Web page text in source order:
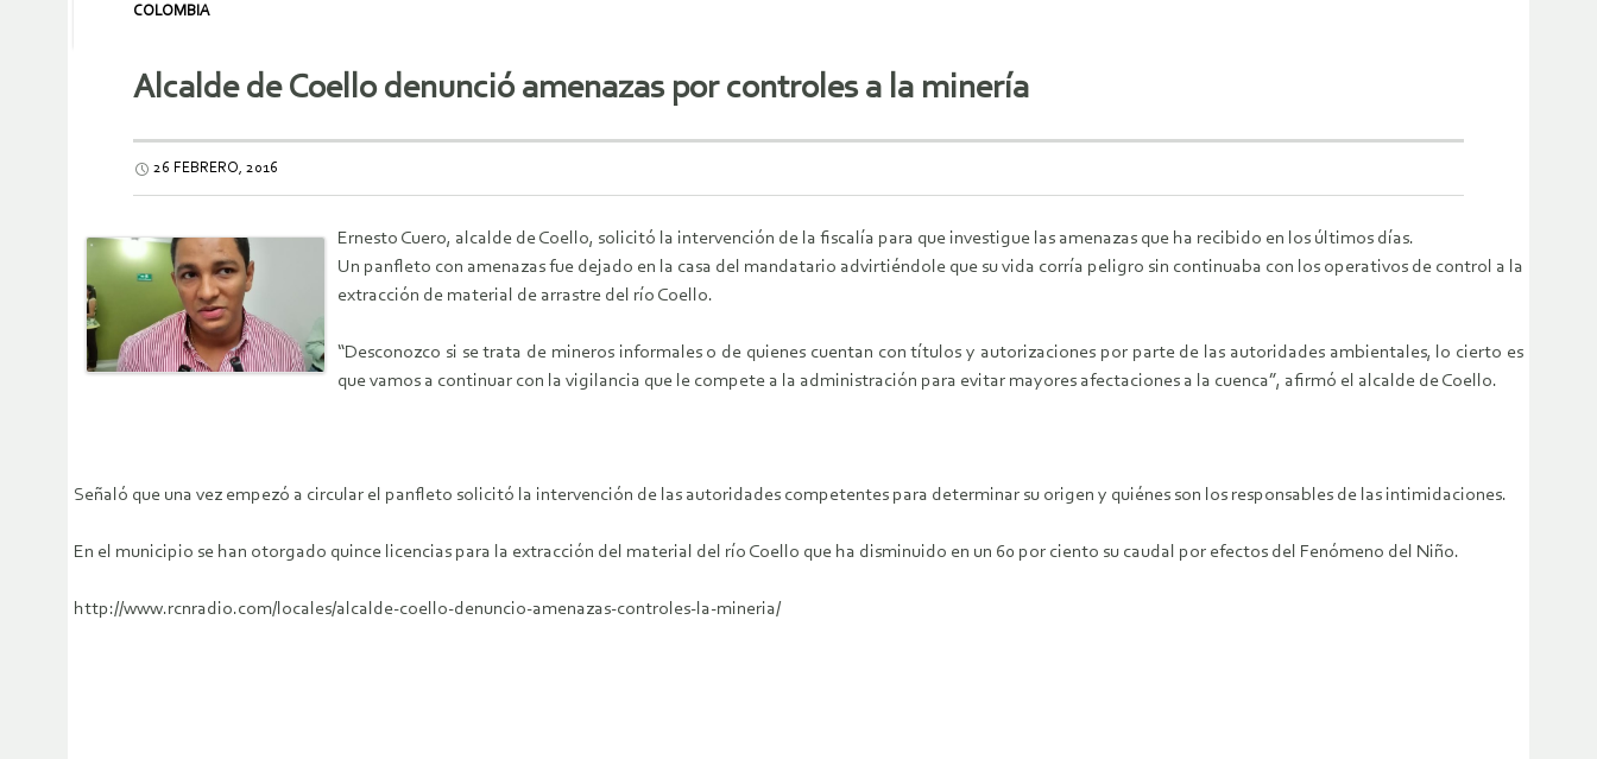
COLOMBIA
Alcalde de Coello denunció amenazas por controles a la minería
26 FEBRERO, 2016
Ernesto Cuero, alcalde de Coello, solicitó la intervención de la fiscalía para que investigue las amenazas que ha recibido en los últimos días.
Un panfleto con amenazas fue dejado en la casa del mandatario advirtiéndole que su vida corría peligro sin continuaba con los operativos de control a la
extracción de material de arrastre del río Coello.
“Desconozco si se trata de mineros informales o de quienes cuentan con títulos y autorizaciones por parte de las autoridades ambientales, lo cierto es
que vamos a continuar con la vigilancia que le compete a la administración para evitar mayores afectaciones a la cuenca”, afirmó el alcalde de Coello.
Señaló que una vez empezó a circular el panfleto solicitó la intervención de las autoridades competentes para determinar su origen y quiénes son los responsables de las intimidaciones.
En el municipio se han otorgado quince licencias para la extracción del material del río Coello que ha disminuido en un 60 por ciento su caudal por efectos del Fenómeno del Niño.
http://www.rcnradio.com/locales/alcalde-coello-denuncio-amenazas-controles-la-mineria/